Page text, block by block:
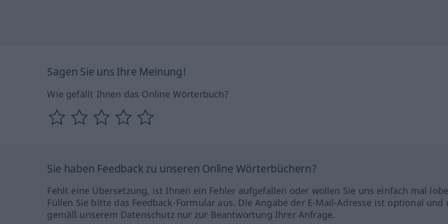
Sagen Sie uns Ihre Meinung!
Wie gefällt Ihnen das Online Wörterbuch?
Sie haben Feedback zu unseren Online Wörterbüchern?
Fehlt eine Übersetzung, ist Ihnen ein Fehler aufgefallen oder wollen Sie uns einfach mal
Füllen Sie bitte das Feedback-Formular aus. Die Angabe der E-Mail-Adresse ist optional und
gemäß unserem Datenschutz nur zur Beantwortung Ihrer Anfrage.